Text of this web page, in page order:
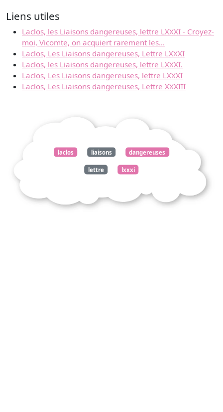
Liens utiles
Laclos, les Liaisons dangereuses, lettre LXXXI - Croyez-
moi, Vicomte, on acquiert rarement les...
Laclos, Les Liaisons dangereuses, Lettre LXXXI
Laclos, les Liaisons dangereuses, lettre LXXXI.
Laclos, Les Liaisons dangereuses, lettre LXXXI
Laclos, Les Liaisons dangereuses, Lettre XXXIII
laclos liaisons dangereuses
lettre lxxxi